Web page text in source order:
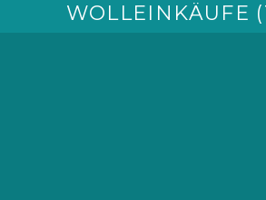
WOLLEINKÄUFE